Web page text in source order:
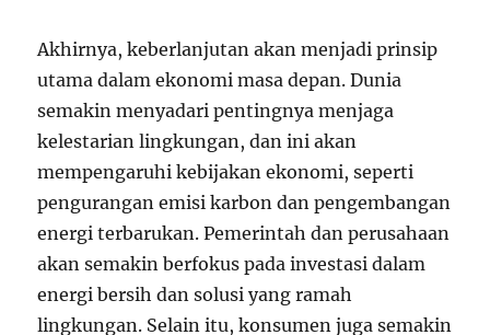
Akhirnya, keberlanjutan akan menjadi prinsip
utama dalam ekonomi masa depan. Dunia
semakin menyadari pentingnya menjaga
kelestarian lingkungan, dan ini akan
mempengaruhi kebijakan ekonomi, seperti
pengurangan emisi karbon dan pengembangan
energi terbarukan. Pemerintah dan perusahaan
akan semakin berfokus pada investasi dalam
energi bersih dan solusi yang ramah
lingkungan. Selain itu, konsumen juga semakin